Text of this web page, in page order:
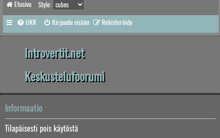
Etusivu Style:
UKK Kirjaudu sisään Rekisteröidy
Introvertit.net
Keskustelufoorumi
Informaatio
Tilapäisesti pois käytöstä